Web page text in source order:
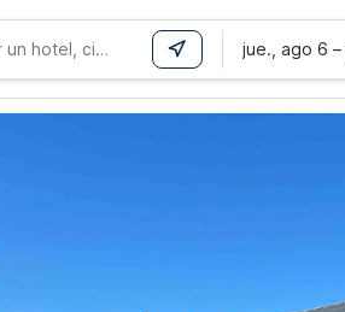
jue., ago 6 –